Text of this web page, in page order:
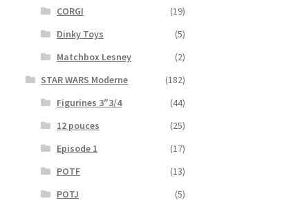
CORGI
(19)
Dinky Toys
(5)
Matchbox Lesney
(2)
STAR WARS Moderne
(182)
Figurines 3″3/4
(44)
12 pouces
(25)
Episode 1
(17)
POTF
(13)
POTJ
(5)